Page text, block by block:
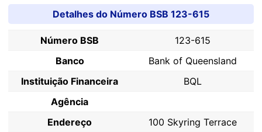
Detalhes do Número BSB 123-615
Número BSB
123-615
Banco
Bank of Queensland
Instituição Financeira
BQL
Agência
Endereço
100 Skyring Terrace